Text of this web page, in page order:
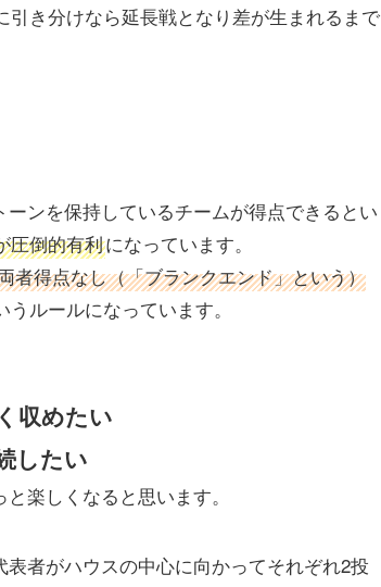
き分けなら延長戦となり差が生まれるまで
ンを保持しているチームが得点できるとい
圧倒的有利になっています。
者得点なし（「ブランクエンド」という）
うルールになっています。
収めたい
したい
楽しくなると思います。
者がハウスの中心に向かってそれぞれ2投